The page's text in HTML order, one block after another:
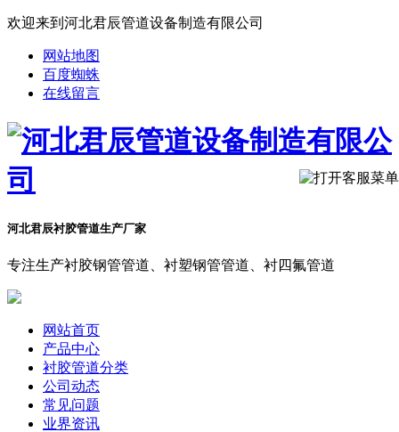
欢迎来到河北君辰管道设备制造有限公司
网站地图
百度蜘蛛
在线留言
河北君辰衬胶管道生产厂家
专注生产衬胶钢管管道、衬塑钢管管道、衬四氟管道
网站首页
产品中心
衬胶管道分类
公司动态
常见问题
业界资讯